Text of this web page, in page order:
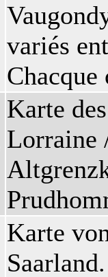
variés
Karte
Lorraine
Karte